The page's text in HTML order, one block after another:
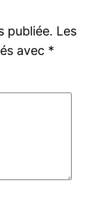
publiée. Les
avec *